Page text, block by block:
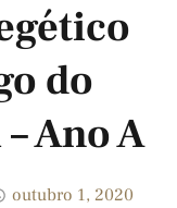
do
Ano A
outubro 1, 2020